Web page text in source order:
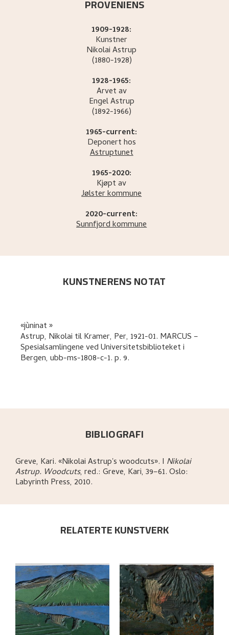
PROVENIENS
1909-1928:
Kunstner
NikolaiAstrup
(1880-1928)
1928-1965:
Arvet av
EngelAstrup
(1892-1966)
1965-current:
Deponert hos
Astruptunet
1965-2020:
Kjøpt av
Jølster kommune
2020-current:
Sunnfjord kommune
KUNSTNERENS NOTAT
jùninat
Astrup, Nikolai tilKramer, Per, 1921-01. MARCUS –
Spesialsamlingene ved Universitetsbiblioteket i
Bergen, ubb-ms-1808-c-1.p. 9.
BIBLIOGRAFI
Greve, Kari.«Nikolai Astrup's woodcuts». I Nikolai
Astrup. Woodcuts, red.: Greve, Kari, 39–61.Oslo:
Labyrinth Press, 2010.
RELATERTE KUNSTVERK